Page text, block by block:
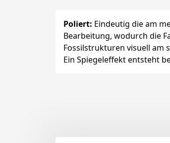
Poliert: Eindeutig die am
Bearbeitung, wodurch die
Fossilstrukturen visuell am
Ein Spiegeleffekt entsteht